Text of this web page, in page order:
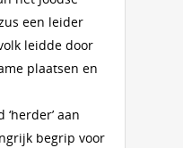
een leider
leidde door
plaatsen en
aan
begrip voor